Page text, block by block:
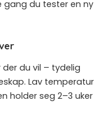
gang du tester en ny
du vil – tydelig
Lav temperatur
holder seg 2–3 uker